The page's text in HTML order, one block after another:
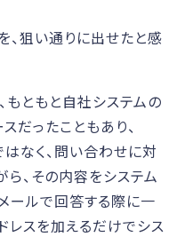
狙い通りに出せたと感
ともと自社システムの
だったこともあり、
なく、問い合わせに対
、その内容をシステム
ールで回答する際に一
スを加えるだけでシス